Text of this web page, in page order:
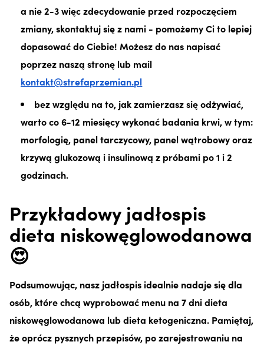
a nie 2-3 więc zdecydowanie przed rozpoczęciem
zmiany, skontaktuj się z nami - pomożemy Ci to lepiej
dopasować do Ciebie! Możesz do nas napisać
poprzez naszą stronę lub mail
kontakt@strefaprzemian.pl
bez względu na to, jak zamierzasz się odżywiać,
warto co 6-12 miesięcy wykonać badania krwi, w tym:
morfologię, panel tarczycowy, panel wątrobowy oraz
krzywą glukozową i insulinową z próbami po 1 i 2
godzinach.
Przykładowy jadłospis
dieta niskowęglowodanowa
😍
Podsumowując, nasz jadłospis idealnie nadaje się dla
osób, które chcą wyprobować menu na 7 dni dieta
niskowęglowodanowa lub dieta ketogeniczna. Pamiętaj,
że oprócz pysznych przepisów, po zarejestrowaniu na